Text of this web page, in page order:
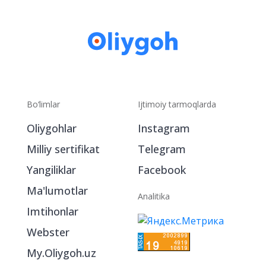
Bo‘limlar
Oliygohlar
Imtihonlar
Ijtimoiy tarmoqlarda
Telegram
Facebook
Analitika